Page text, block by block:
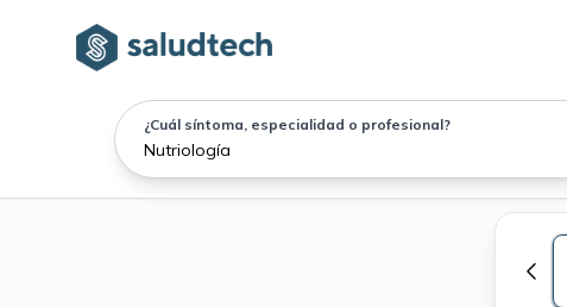
¿Cuál síntoma, especialidad o profesional?